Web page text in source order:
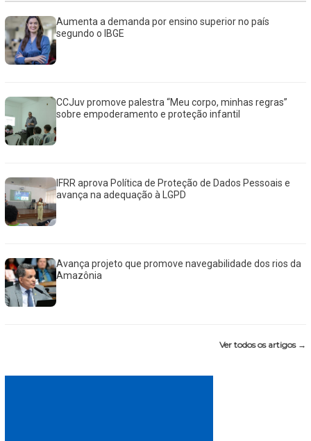
Aumenta a demanda por ensino superior no país
segundo o IBGE
CCJuv promove palestra “Meu corpo, minhas regras”
sobre empoderamento e proteção infantil
IFRR aprova Política de Proteção de Dados Pessoais e
avança na adequação à LGPD
Avança projeto que promove navegabilidade dos rios da
Amazônia
Ver todos os artigos →